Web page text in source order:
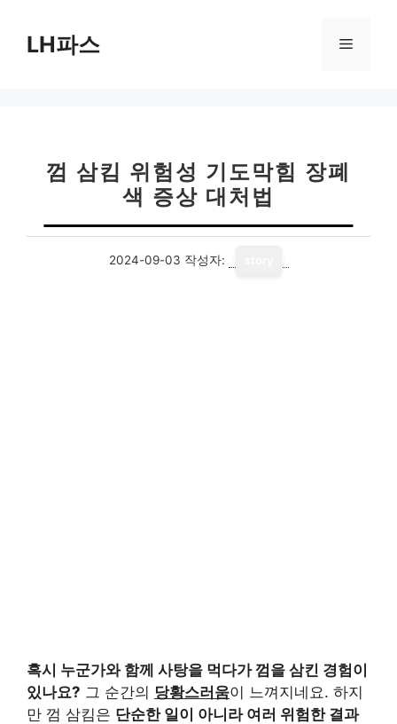
LH파스 메
껌 삼킴 위험성 기도막힘 장폐
색 증상 대처법
2024-09-03 작성자:
혹시 누군가와 함께 사탕을 먹다가 껌을 삼킨 경험이
있나요? 그 순간의 당황스러움이 느껴지네요. 하지
만 껌 삼킴은 단순한 일이 아니라 여러 위험한 결과